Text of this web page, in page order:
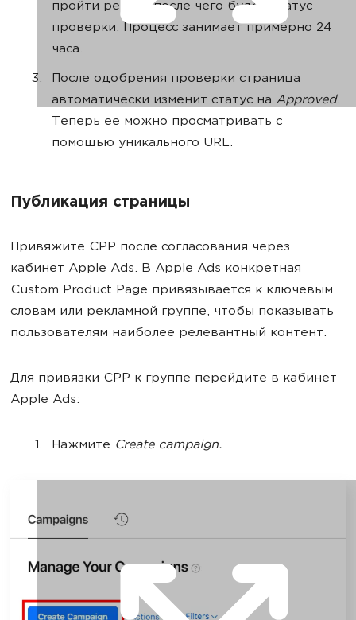
пройти ревью, после чего будет статус
проверки. Процесс занимает примерно 24
часа.
После одобрения проверки страница
автоматически изменит статус на Approved.
Теперь ее можно просматривать с
помощью уникального URL.
Публикация страницы
Привяжите СРР после согласования через
кабинет Apple Ads. В Apple Ads конкретная
Custom Product Page привязывается к ключевым
словам или рекламной группе, чтобы показывать
пользователям наиболее релевантный контент.
Для привязки СРР к группе перейдите в кабинет
Apple Ads:
Нажмите Create campaign.